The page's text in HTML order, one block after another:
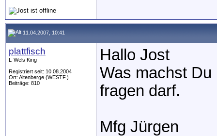
11.04.2007, 10:41
plattfisch
L-Wels King
Registriert seit: 10.08.2004
Ort: Altenberge (WESTF.)
Beiträge: 810
Hallo Jost
Was machst Du
fragen darf.
Mfg Jürgen